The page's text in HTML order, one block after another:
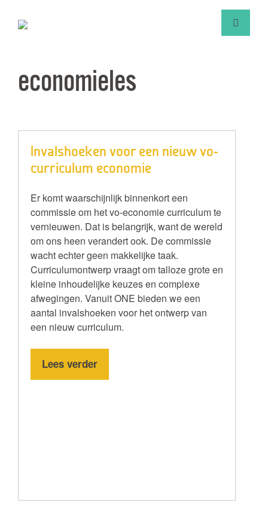
economieles
Invalshoeken voor een nieuw vo-
curriculum economie
Er komt waarschijnlijk binnenkort een
commissie om het vo-economie curriculum te
vernieuwen. Dat is belangrijk, want de wereld
om ons heen verandert ook. De commissie
wacht echter geen makkelijke taak.
Curriculumontwerp vraagt om talloze grote en
kleine inhoudelijke keuzes en complexe
afwegingen. Vanuit ONE bieden we een
aantal invalshoeken voor het ontwerp van
een nieuw curriculum.
Lees verder